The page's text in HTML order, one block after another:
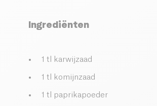
Ingrediënten
1 tl karwijzaad
1 tl komijnzaad
1 tl paprikapoeder